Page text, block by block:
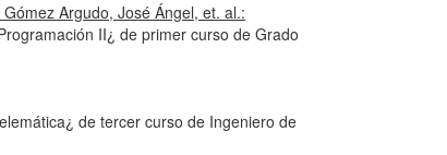
Argudo, José Ángel, et. al.:
II¿ de primer curso de Grado
de tercer curso de Ingeniero de